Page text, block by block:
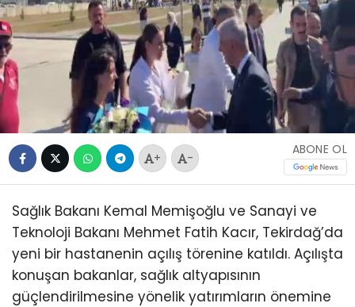
+ -
ABONE OL
Sağlık Bakanı Kemal Memişoğlu ve Sanayi ve
Teknoloji Bakanı Mehmet Fatih Kacır, Tekirdağ’da
yeni bir hastanenin açılış törenine katıldı. Açılışta
konuşan bakanlar, sağlık altyapısının
güçlendirilmesine yönelik yatırımların önemine